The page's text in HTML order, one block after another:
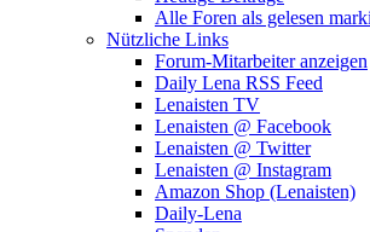
Alle Foren als gelesen
Nützliche Links
Forum-Mitarbeiter anzeigen
Daily Lena RSS Feed
Lenaisten TV
Lenaisten @ Facebook
Lenaisten @ Twitter
Lenaisten @ Instagram
Amazon Shop (Lenaisten)
Daily-Lena